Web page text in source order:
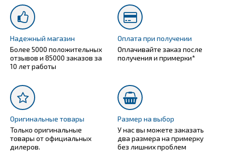
Надежный магазин
Более 5000 положительных
отзывов и 85000 заказов за
10 лет работы
Оплата при получении
Оплачивайте заказ после
получения и примерки*
Оригинальные товары
Только оригинальные
товары от официальных
дилеров.
Размер на выбор
У нас вы можете заказать
два размера на примерку
без лишних проблем